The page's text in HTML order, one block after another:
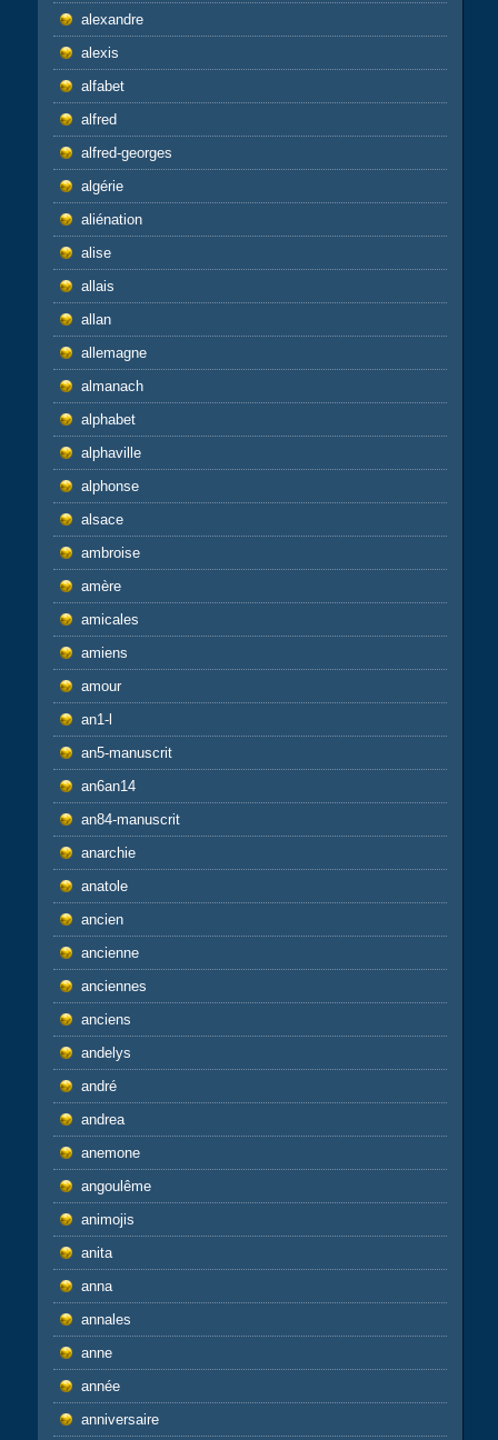
alexandre
alexis
alfabet
alfred
alfred-georges
algérie
aliénation
alise
allais
allan
allemagne
almanach
alphabet
alphaville
alphonse
alsace
ambroise
amère
amicales
amiens
amour
an1-l
an5-manuscrit
an6an14
an84-manuscrit
anarchie
anatole
ancien
ancienne
anciennes
anciens
andelys
andré
andrea
anemone
angoulême
animojis
anita
anna
annales
anne
année
anniversaire